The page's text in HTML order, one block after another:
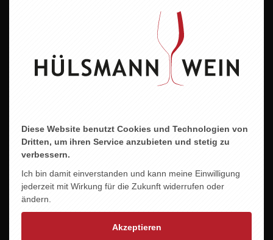
Enthält Sulfite
ZU DIESEM PRODUKT PASST ...
Diese Website benutzt Cookies und Technologien von
Dritten, um ihren Service anzubieten und stetig zu
verbessern.
Ich bin damit einverstanden und kann meine Einwilligung
jederzeit mit Wirkung für die Zukunft widerrufen oder
ändern.
Akzeptieren